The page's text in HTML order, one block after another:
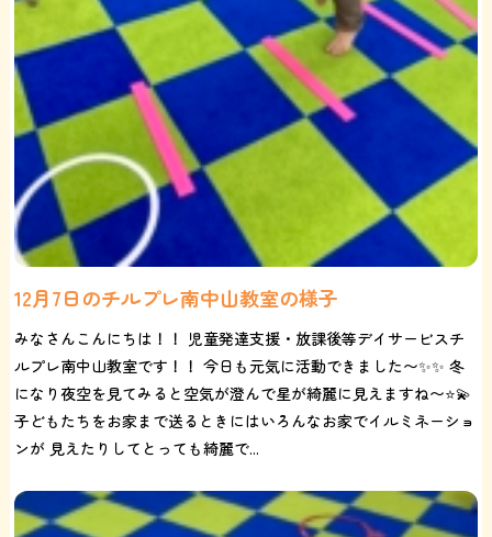
12月7日のチルプレ南中山教室の様子
みなさんこんにちは！！ 児童発達支援・放課後等デイサービスチ
ルプレ南中山教室です！！ 今日も元気に活動できました〜✨✨ 冬
になり夜空を見てみると空気が澄んで星が綺麗に見えますね〜⭐️💫
子どもたちをお家まで送るときにはいろんなお家でイルミネーショ
ンが 見えたりしてとっても綺麗で...